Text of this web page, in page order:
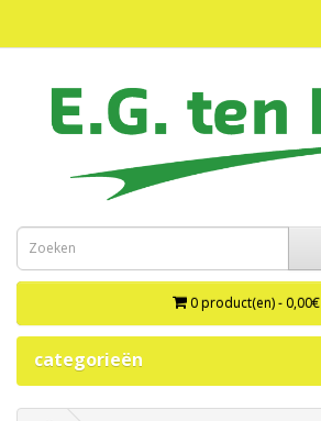
0 product(en) - 0,00€
categorieën